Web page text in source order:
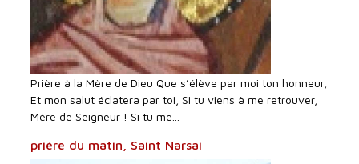
Prière à la Mère de Dieu Que s’élève par moi ton honneur,
Et mon salut éclatera par toi, Si tu viens à me retrouver,
Mère de Seigneur ! Si tu me...
prière du matin, Saint Narsai